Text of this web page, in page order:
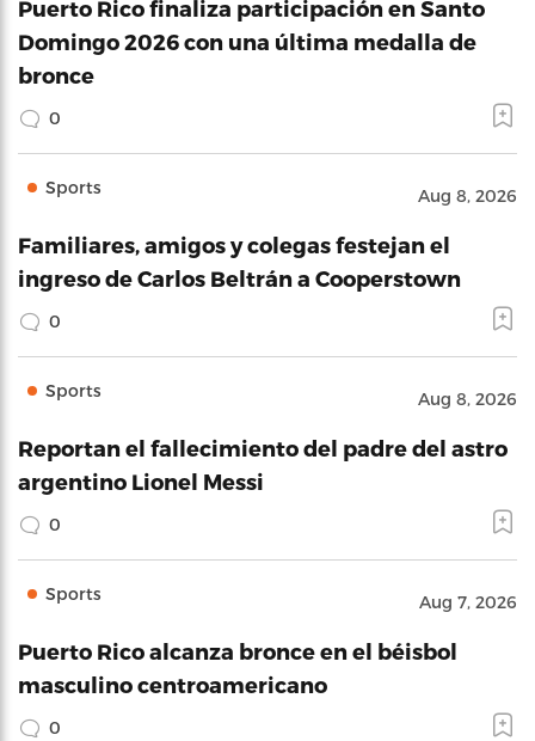
Puerto Rico finaliza participación en Santo
Domingo 2026 con una última medalla de
bronce
0
Sports Aug 8, 2026
Familiares, amigos y colegas festejan el
ingreso de Carlos Beltrán a Cooperstown
0
Sports Aug 8, 2026
Reportan el fallecimiento del padre del astro
argentino Lionel Messi
0
Sports Aug 7, 2026
Puerto Rico alcanza bronce en el béisbol
masculino centroamericano
0